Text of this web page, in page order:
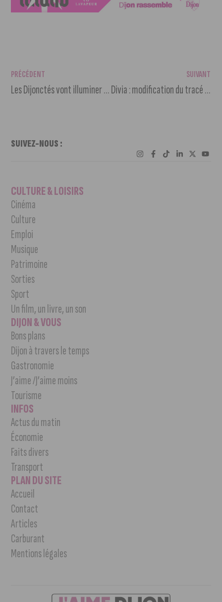
PRÉCÉDENT
Les Dijonctés vont illuminer Dijon avec un Run de Noël
SUIVANT
Divia : modification du tracé de la ligne F42
SUIVEZ-NOUS :
CULTURE & LOISIRS
Cinéma
Culture
Emploi
Musique
Patrimoine
Sorties
Sport
Un film, un livre, un son
DIJON & VOUS
Bons plans
Dijon à travers le temps
Gastronomie
J’aime /J’aime moins
Tourisme
INFOS
Actus du matin
Économie
Faits divers
Transport
PLAN DU SITE
Accueil
Contact
Articles
Carburant
Mentions légales